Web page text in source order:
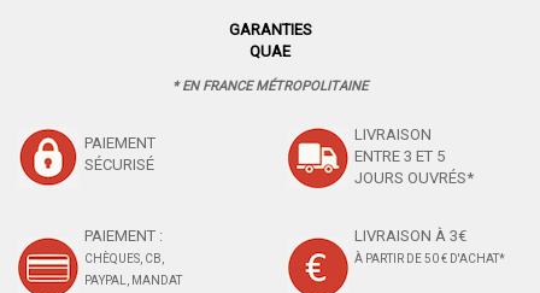
GARANTIES
QUAE
* EN FRANCE MÉTROPOLITAINE
PAIEMENT
SÉCURISÉ
LIVRAISON
ENTRE 3 ET 5
JOURS OUVRÉS*
PAIEMENT :
CHÈQUES, CB,
PAYPAL, MANDAT
LIVRAISON À 3€
À PARTIR DE 50 € D'ACHAT*